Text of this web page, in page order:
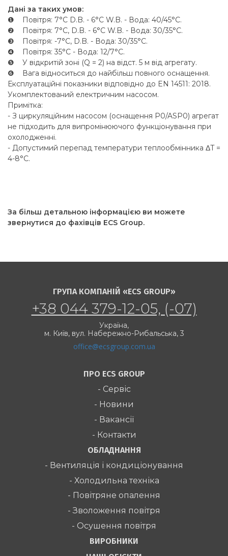
Дані за таких умов:
❶ Повітря: 7°C D.B. - 6°C W.B. - Вода: 40/45°C.
❷ Повітря: 7°C, D.B. - 6°C W.B. - Вода: 30/35°C.
❸ Повітря: -7°C, D.B. - Вода: 30/35°C.
❹ Повітря: 35°C - Вода: 12/7°C.
❺ У відкритій зоні (Q = 2) на відст. 5 м від агрегату.
❻ Вага відноситься до найбільш повного оснащення.
Експлуатаційні показники відповідно до EN 14511: 2018.
Укомплектований електричним насосом.
Примітка:
- З циркуляційним насосом (оснащення P0/ASP0) агрегат
не підходить для випромінюючого функціонування при
охолодженні.
- Допустимий перепад температури теплообмінника ΔT =
4-8°C.
За більш детальною інформацією ви можете
звернутися до фахівців ECS Group.
ПРО ECS GROUP
- Сервіс
- Новини
- Вакансії
- Контакти
ОБЛАДНАННЯ
- Вентиляція і кондиціонування
- Холодильна техніка
- Повітряне опалення
- Зволоження повітря
- Осушення повітря
ВИРОБНИКИ
ГРУПА КОМПАНІЙ «ECS GROUP»
+38 044 379-12-05, (-07)
Україна,
м. Київ, вул. Набережно-Рибальська, 3
office@ecsgroup.com.ua